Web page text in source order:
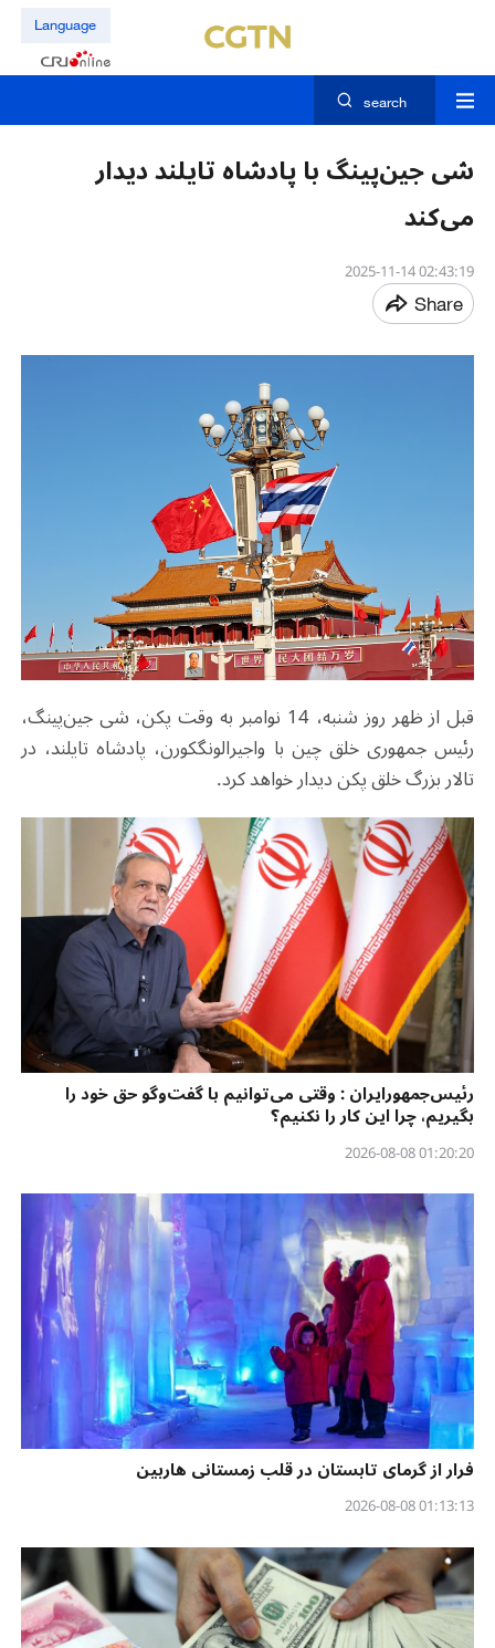
Language
search
شی جین‌پینگ با پادشاه تایلند دیدار
می‌کند
02:43:19 2025-11-14
Share
قبل از ظهر روز شنبه، 14 نوامبر به وقت پکن، شی جین‌پینگ،
رئیس جمهوری خلق چین با واجیرالونگکورن، پادشاه تایلند، در
تالار بزرگ خلق پکن دیدار خواهد کرد.
رئیس‌جمهورایران : وقتی می‌توانیم با گفت‌وگو حق خود را
بگیریم، چرا این کار را نکنیم؟
01:20:20 2026-08-08
فرار از گرمای تابستان در قلب زمستانی هاربین
01:13:13 2026-08-08